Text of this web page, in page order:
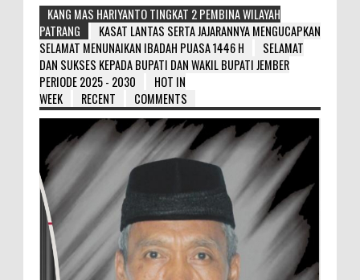
KANG MAS HARIYANTO TINGKAT 2 PEMBINA WILAYAH
PATRANG
KASAT LANTAS SERTA JAJARANNYA MENGUCAPKAN
SELAMAT MENUNAIKAN IBADAH PUASA 1446 H
SELAMAT
DAN SUKSES KEPADA BUPATI DAN WAKIL BUPATI JEMBER
PERIODE 2025 - 2030
HOT IN
WEEK
RECENT COMMENTS